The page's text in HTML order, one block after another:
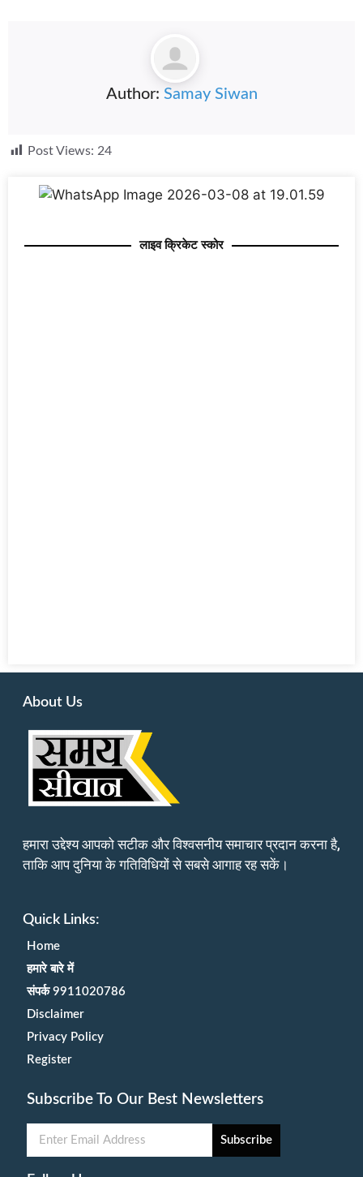
Author: Samay Siwan
Post Views: 24
लाइव क्रिकेट स्कोर
About Us
हमारा उद्देश्य आपको सटीक और विश्वसनीय समाचार प्रदान करना है,
ताकि आप दुनिया के गतिविधियों से सबसे आगाह रह सकें।
Quick Links:
Home
हमारे बारे में
संपर्क 9911020786
Disclaimer
Privacy Policy
Register
Subscribe To Our Best Newsletters
Subscribe